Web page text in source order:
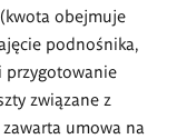
obejmuje
podnośnika,
przygotowanie
związane z
umowa na